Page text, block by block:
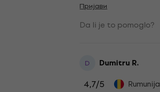
Пријави
Da li je to pomoglo?
D Dumitru R.
4,7/5 Rumunija